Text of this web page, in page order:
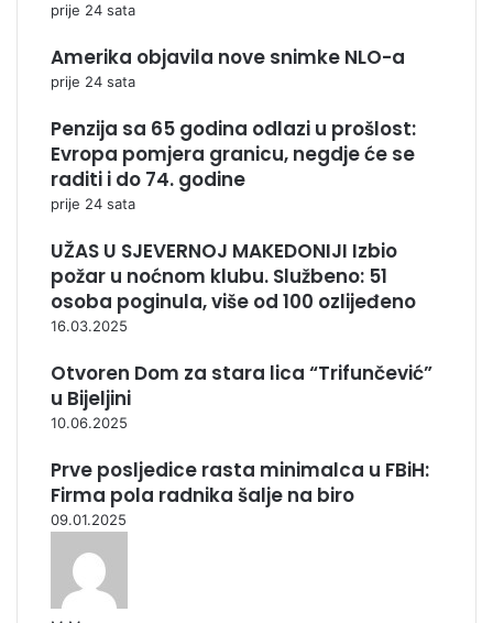
prije 24 sata
Amerika objavila nove snimke NLO-a
prije 24 sata
Penzija sa 65 godina odlazi u prošlost:
Evropa pomjera granicu, negdje će se
raditi i do 74. godine
prije 24 sata
UŽAS U SJEVERNOJ MAKEDONIJI Izbio
požar u noćnom klubu. Službeno: 51
osoba poginula, više od 100 ozlijeđeno
16.03.2025
Otvoren Dom za stara lica “Trifunčević”
u Bijeljini
10.06.2025
Prve posljedice rasta minimalca u FBiH:
Firma pola radnika šalje na biro
09.01.2025